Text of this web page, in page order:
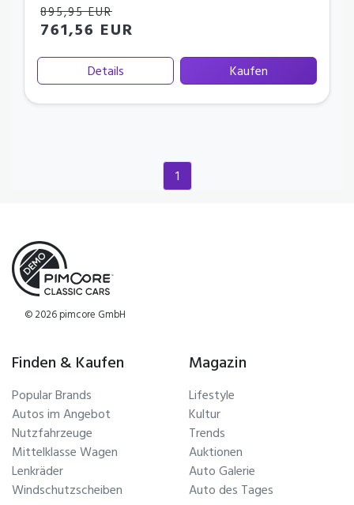
895,95 EUR
761,56 EUR
Details Kaufen
1(current)
© 2026 pimcore GmbH
Finden & Kaufen
Popular Brands
Autos im Angebot
Nutzfahrzeuge
Mittelklasse Wagen
Lenkräder
Windschutzscheiben
Magazin
Lifestyle
Kultur
Trends
Auktionen
Auto Galerie
Auto des Tages